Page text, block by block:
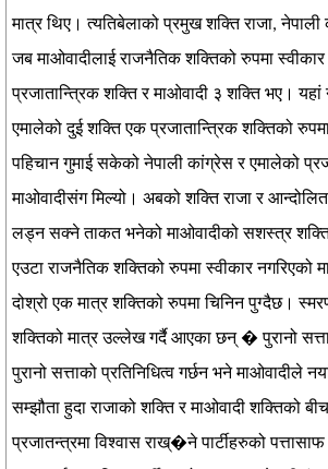
मात्र थिए। त्यतिबेलाको प्रमुख शक्ति राजा,
जब माओवादीलाई राजनैतिक शक्तिको रुपमा स्वीकार
प्रजातान्त्रिक शक्ति र माओवादी ३ शक्ति भए।
एमालेको दुई शक्ति एक प्रजातान्त्रिक शक्तिको
पहिचान गुमाई सकेको नेपाली कांग्रेस र एमालेको
माओवादीसंग मिल्यो। अबको शक्ति राजा र
लड्न सक्ने ताकत भनेको माओवादीको सशस्त्र शक्ति
एउटा राजनैतिक शक्तिको रुपमा स्वीकार नगरिएको
दोश्रो एक मात्र शक्तिको रुपमा चिनिन पुग्दैछ।
शक्तिको मात्र उल्लेख गर्दै आएका छन् � पुरानो
पुरानो सत्ताको प्रतिनिधित्व गर्छन भने माओवादीले
सम्झौता हुदा राजाको शक्ति र माओवादी शक्तिको
प्रजातन्त्रमा विश्वास राख्�ने पार्टीहरुको